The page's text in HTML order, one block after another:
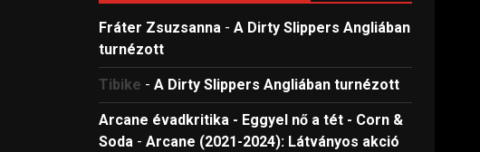
Fráter Zsuzsanna -A Dirty Slippers Angliában
turnézott
Tibike -A Dirty Slippers Angliában turnézott
Arcane évadkritika - Eggyel nő a tét - Corn &
Soda -Arcane (2021-2024): Látványos akció